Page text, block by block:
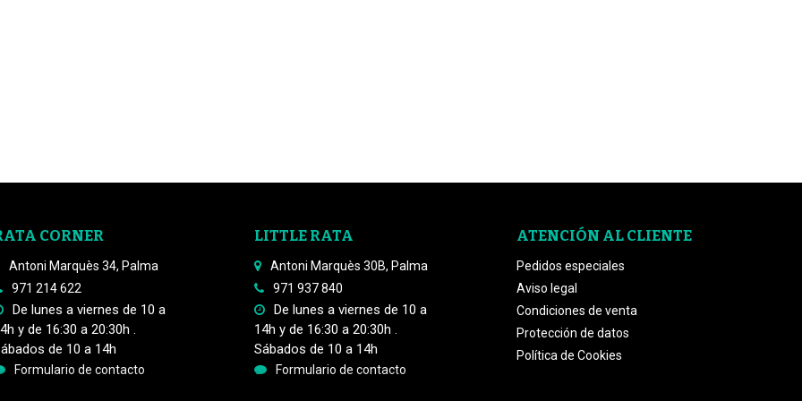
CORNER
Antoni Marquès 34, Palma
971 214 622
De lunes a viernes de 10 a
y de 16:30 a 20:30h .
de 10 a 14h
Formulario de contacto
LITTLE RATA
Antoni Marquès 30B, Palma
971 937 840
De lunes a viernes de 10 a
14h y de 16:30 a 20:30h .
Sábados de 10 a 14h
Formulario de contacto
ATENCIÓN AL CLIENTE
Pedidos especiales
Aviso legal
Condiciones de venta
Protección de datos
Política de Cookies